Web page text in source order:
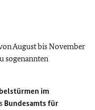
August bis November
sogenannten
im
Bundesamts für